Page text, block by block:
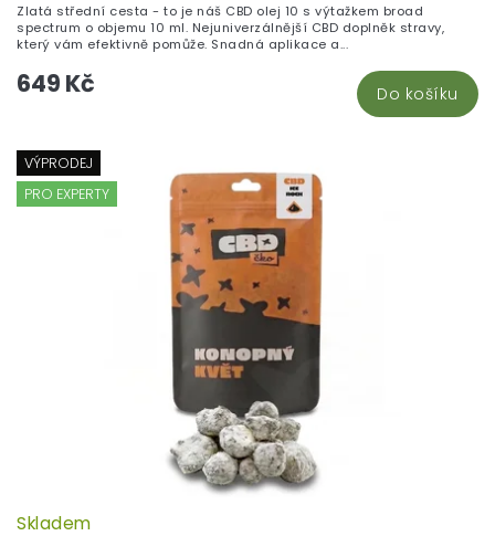
649 Kč Do košíku
Zlatá střední cesta - to je náš CBD olej 10 s výtažkem broad
spectrum o objemu 10 ml. Nejuniverzálnější CBD doplněk stravy,
který vám efektivně pomůže. Snadná aplikace a...
VÝPRODEJ
PRO EXPERTY
Skladem